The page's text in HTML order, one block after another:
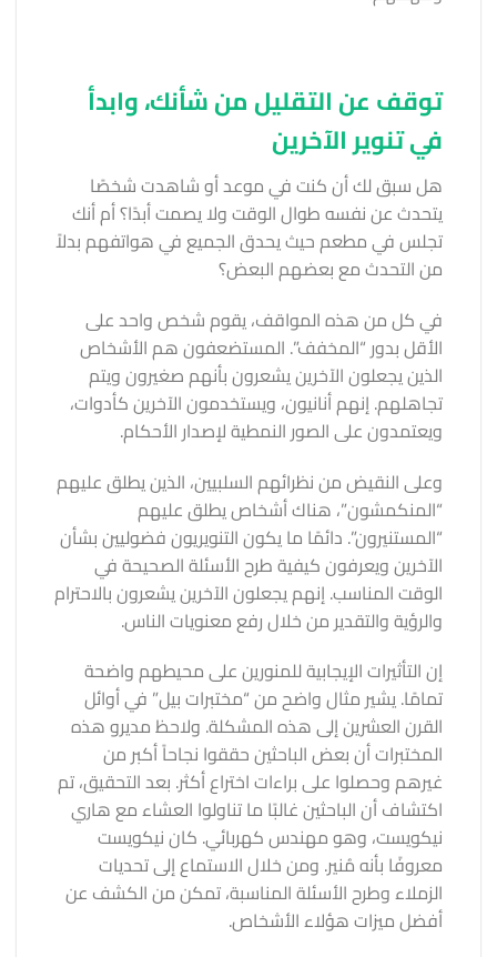
توقف عن التقليل من شأنك، وابدأ
في تنوير الآخرين
هل سبق لك أن كنت في موعد أو شاهدت شخصًا
يتحدث عن نفسه طوال الوقت ولا يصمت أبدًا؟ أم أنك
تجلس في مطعم حيث يحدق الجميع في هواتفهم بدلاً
من التحدث مع بعضهم البعض؟
في كل من هذه المواقف، يقوم شخص واحد على
الأقل بدور “المخفف”. المستضعفون هم الأشخاص
الذين يجعلون الآخرين يشعرون بأنهم صغيرون ويتم
تجاهلهم. إنهم أنانيون، ويستخدمون الآخرين كأدوات،
ويعتمدون على الصور النمطية لإصدار الأحكام.
وعلى النقيض من نظرائهم السلبيين، الذين يطلق عليهم
“المنكمشون”، هناك أشخاص يطلق عليهم
“المستنيرون”. دائمًا ما يكون التنويريون فضوليين بشأن
الآخرين ويعرفون كيفية طرح الأسئلة الصحيحة في
الوقت المناسب. إنهم يجعلون الآخرين يشعرون بالاحترام
والرؤية والتقدير من خلال رفع معنويات الناس.
إن التأثيرات الإيجابية للمنورين على محيطهم واضحة
تمامًا. يشير مثال واضح من “مختبرات بيل” في أوائل
القرن العشرين إلى هذه المشكلة. ولاحظ مديرو هذه
المختبرات أن بعض الباحثين حققوا نجاحاً أكبر من
غيرهم وحصلوا على براءات اختراع أكثر. بعد التحقيق، تم
اكتشاف أن الباحثين غالبًا ما تناولوا العشاء مع هاري
نيكويست، وهو مهندس كهربائي. كان نيكويست
معروفًا بأنه مُنير. ومن خلال الاستماع إلى تحديات
الزملاء وطرح الأسئلة المناسبة، تمكن من الكشف عن
أفضل ميزات هؤلاء الأشخاص.